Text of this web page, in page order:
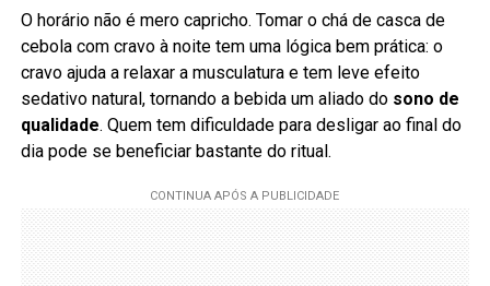
O horário não é mero capricho. Tomar o chá de casca de
cebola com cravo à noite tem uma lógica bem prática: o
cravo ajuda a relaxar a musculatura e tem leve efeito
sedativo natural, tornando a bebida um aliado do sono de
qualidade. Quem tem dificuldade para desligar ao final do
dia pode se beneficiar bastante do ritual.